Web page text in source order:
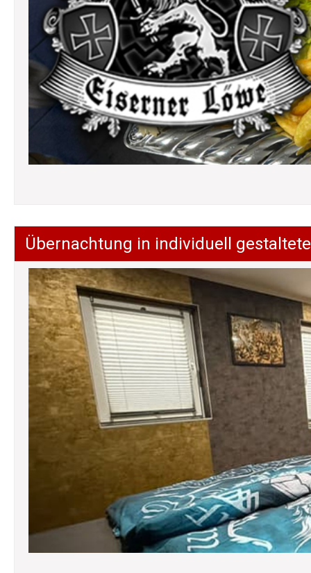
Übernachtung in individuell